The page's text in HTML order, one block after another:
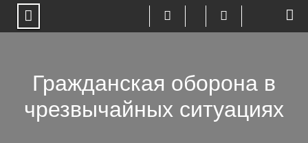
текстаГражданская оборона в
чрезвычайных ситуациях